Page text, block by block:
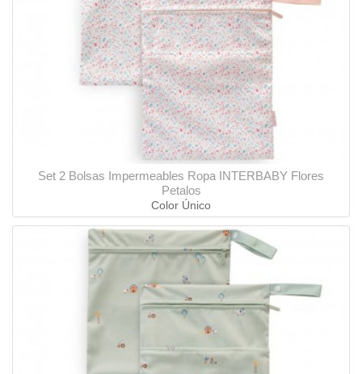
Set 2 Bolsas Impermeables Ropa INTERBABY Flores
Petalos
Color Único